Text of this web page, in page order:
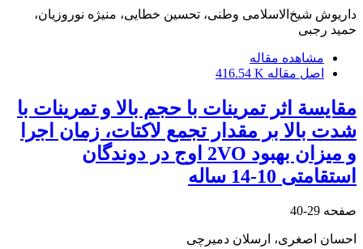
داریوش شیخ‌الاسلامی وطنی، تحسین خطایی، منیژه نوروزیان،
حمید رجبی
مشاهده مقاله
اصل مقاله 416.54 K
مقایسة اثر تمرینات با حجم بالا و تمرینات با
شدت بالا بر مقدار تجمع لاکتات، زمان اجرا
و میزان بهبود 2VO اوج در دوندگان
استقامتی 10-14 ساله
صفحه 29-40
احسان اصغری، ارسلان دمیرچی